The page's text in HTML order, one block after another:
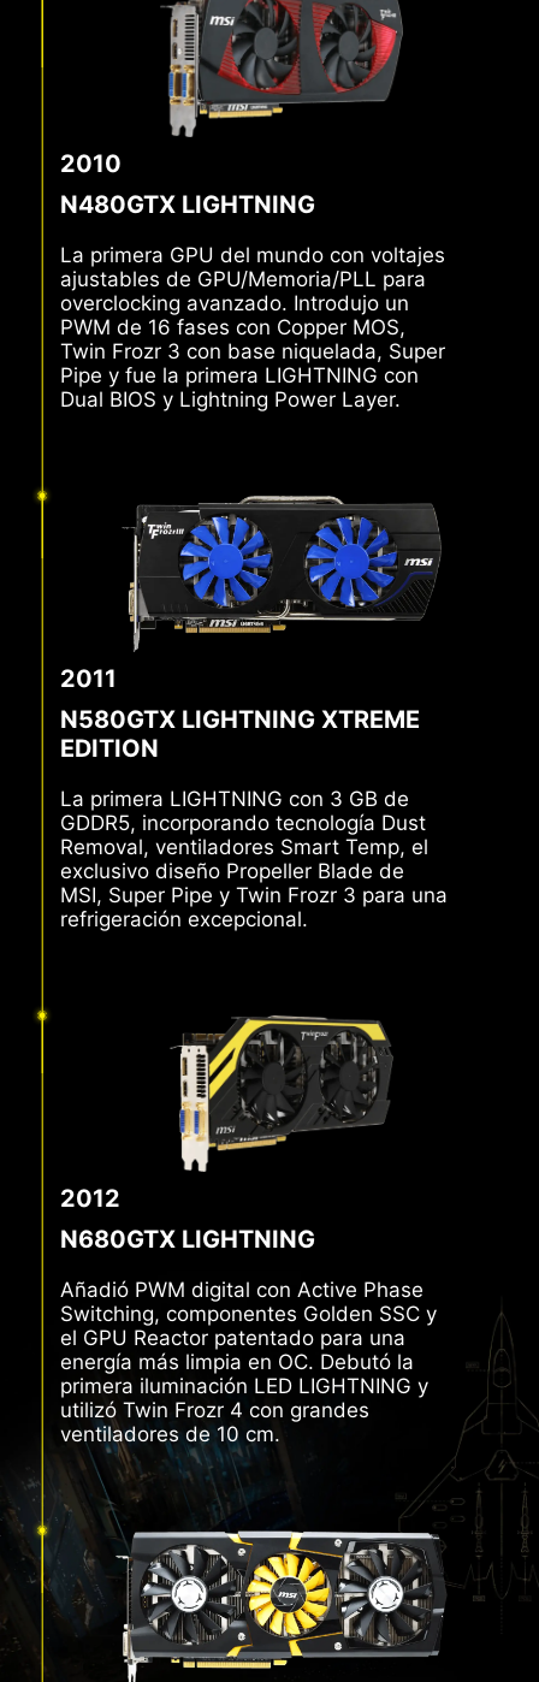
2010
N480GTX LIGHTNING
La primera GPU del mundo con voltajes
ajustables de GPU/Memoria/PLL para
overclocking avanzado. Introdujo un
PWM de 16 fases con Copper MOS,
Twin Frozr 3 con base niquelada, Super
Pipe y fue la primera LIGHTNING con
Dual BIOS y Lightning Power Layer.
2011
N580GTX LIGHTNING XTREME
EDITION
La primera LIGHTNING con 3 GB de
GDDR5, incorporando tecnología Dust
Removal, ventiladores Smart Temp, el
exclusivo diseño Propeller Blade de
MSI, Super Pipe y Twin Frozr 3 para una
refrigeración excepcional.
2012
N680GTX LIGHTNING
Añadió PWM digital con Active Phase
Switching, componentes Golden SSC y
el GPU Reactor patentado para una
energía más limpia en OC. Debutó la
primera iluminación LED LIGHTNING y
utilizó Twin Frozr 4 con grandes
ventiladores de 10 cm.